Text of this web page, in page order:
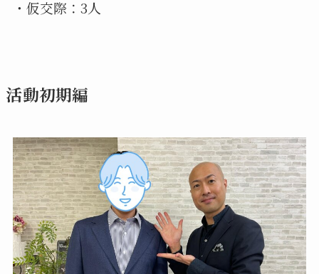
・仮交際：3人
活動初期編